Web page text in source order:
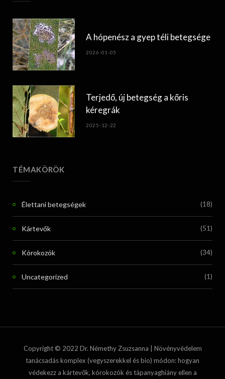
A hópenész a gyep téli betegsége
2026-01-05
Terjedő, új betegség a kőris
kéregrák
2025-12-22
TÉMAKÖRÖK
Élettani betegségek (18)
Kártevők (51)
Kórokozók (34)
Uncategorized (1)
Copyright © 2022 Dr. Némethy Zsuzsanna | Növényvédelem
tanácsadás komplex (vegyszerekkel és bio) módon: hogyan
védekezz a kártevők, kórokozók és tápanyaghiány ellen a